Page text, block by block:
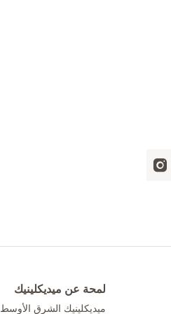
لمحة عن ميديكلينيك
ميديكلينيك الشرق الأوسط